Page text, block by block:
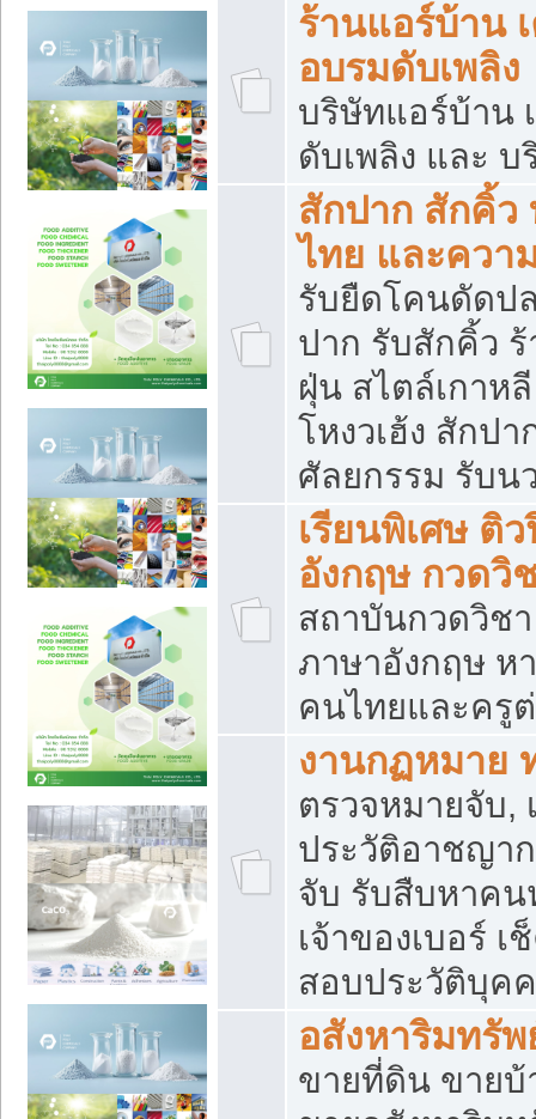
ร้านแอร์บ้าน
อบรมดับเพลิง
บริษัทแอร์บ้าน
ดับเพลิง และ
สักปาก สักคิ้
ไทย และควา
รับยืดโคนดัดป
ปาก รับสักคิ้ว
ฝุ่น สไตล์เกาห
โหงวเฮ้ง สักป
ศัลยกรรม รับน
เรียนพิเศษ ติ
อังกฤษ กวดวิ
สถาบันกวดวิช
ภาษาอังกฤษ ห
คนไทยและครู
งานกฏหมาย
ตรวจหมายจับ,
ประวัติอาชญา
จับ รับสืบหาคน
เจ้าของเบอร์
สอบประวัติบุค
อสังหาริมทรัพ
ขายที่ดิน ขายบ้